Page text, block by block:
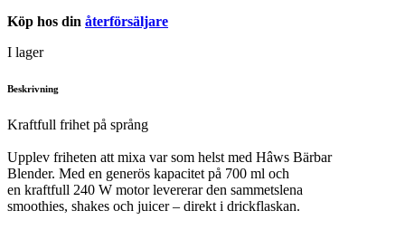
Köp hos din återförsäljare
I lager
Beskrivning
Kraftfull frihet på språng
Upplev friheten att mixa var som helst med Hâws Bärbar
Blender. Med en generös kapacitet på 700 ml och
en kraftfull 240 W motor levererar den sammetslena
smoothies, shakes och juicer – direkt i drickflaskan.